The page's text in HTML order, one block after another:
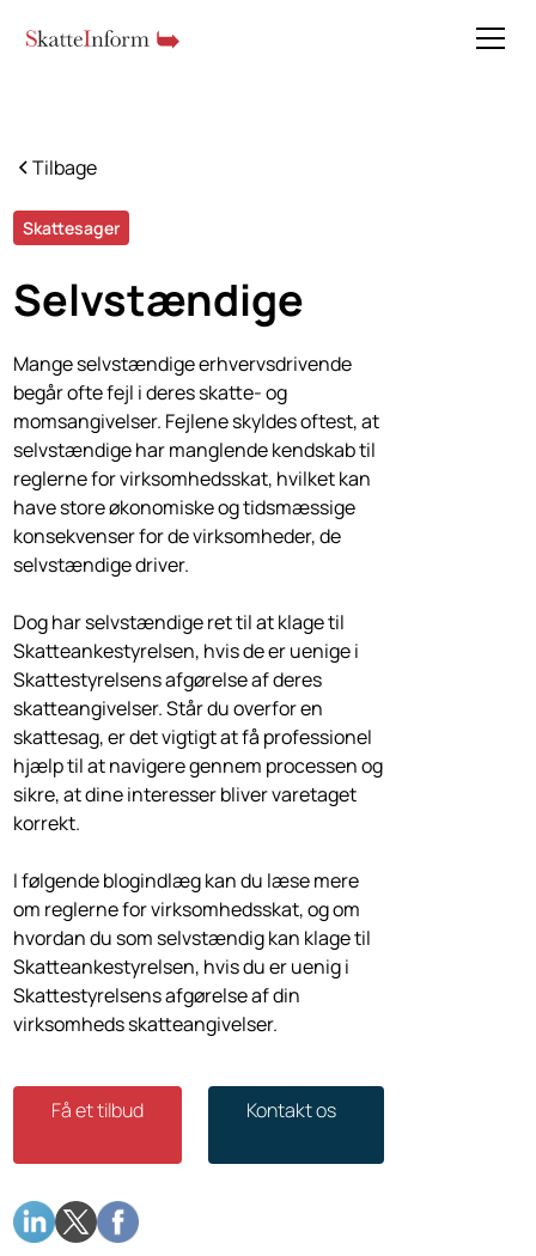
Tilbage
Skattesager
Selvstændige
Mange selvstændige erhvervsdrivende
begår ofte fejl i deres skatte- og
momsangivelser. Fejlene skyldes oftest, at
selvstændige har manglende kendskab til
reglerne for virksomhedsskat, hvilket kan
have store økonomiske og tidsmæssige
konsekvenser for de virksomheder, de
selvstændige driver.
Dog har selvstændige ret til at klage til
Skatteankestyrelsen, hvis de er uenige i
Skattestyrelsens afgørelse af deres
skatteangivelser. Står du overfor en
skattesag, er det vigtigt at få professionel
hjælp til at navigere gennem processen og
sikre, at dine interesser bliver varetaget
korrekt.
I følgende blogindlæg kan du læse mere
om reglerne for virksomhedsskat, og om
hvordan du som selvstændig kan klage til
Skatteankestyrelsen, hvis du er uenig i
Skattestyrelsens afgørelse af din
virksomheds skatteangivelser.
Få et tilbud Kontakt os